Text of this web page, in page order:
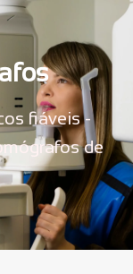
fiáveis -
de